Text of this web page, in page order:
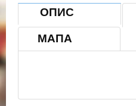
ОПИС
МАПА
{mosmap